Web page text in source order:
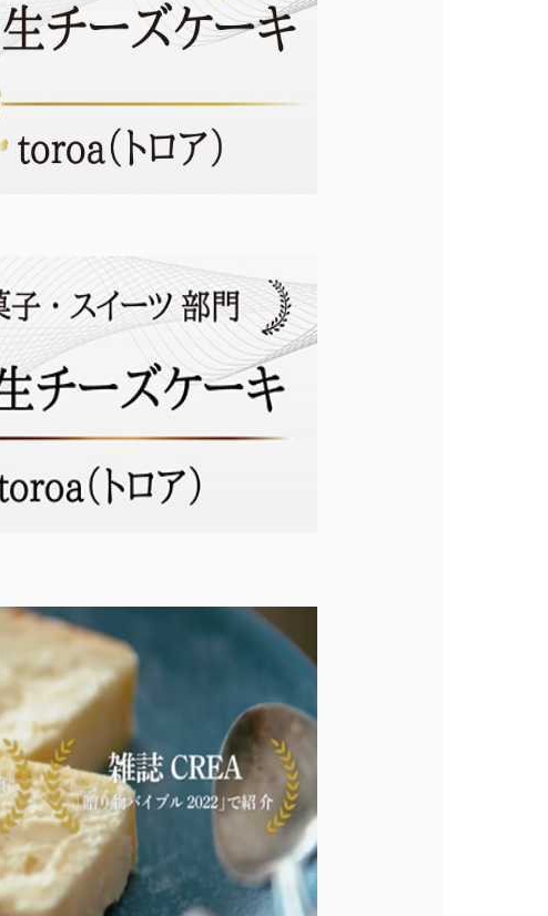
ログイン
会員登録
〒599-8237
堺市中区深井水池町3210-1